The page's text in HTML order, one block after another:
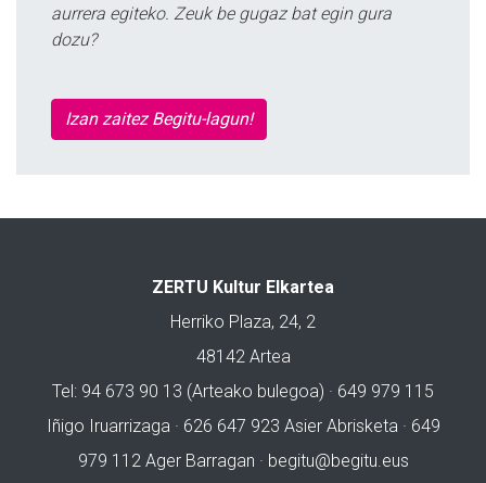
aurrera egiteko. Zeuk be gugaz bat egin gura
dozu?
Izan zaitez Begitu-lagun!
ZERTU Kultur Elkartea
Herriko Plaza, 24, 2
48142 Artea
Tel: 94 673 90 13 (Arteako bulegoa) · 649 979 115
Iñigo Iruarrizaga · 626 647 923 Asier Abrisketa · 649
979 112 Ager Barragan · begitu@begitu.eus